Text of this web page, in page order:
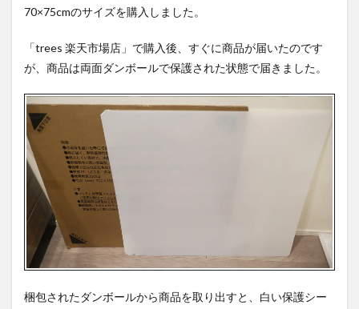
70×75cmのサイズを購入しました。
「trees 楽天市場店」で購入後、すぐに商品が届いたのです
が、商品は両面ダンボールで保護された状態で届きました。
梱包されたダンボールから商品を取り出すと、白い保護シー